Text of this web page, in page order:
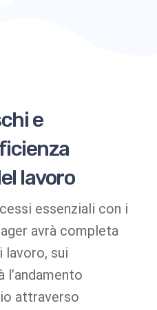
e
lavoro
essenziali con i
avrà completa
lavoro, sui
l’andamento
attraverso